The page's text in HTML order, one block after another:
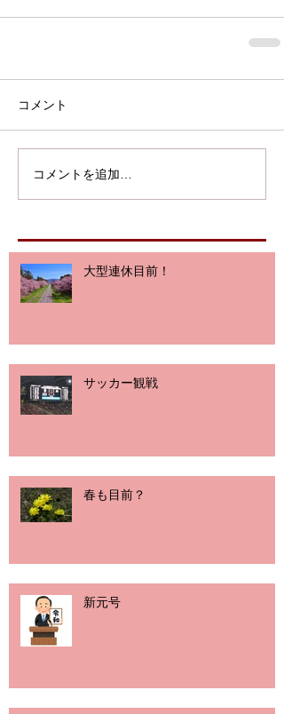
コメント
コメントを追加…
大型連休目前！
サッカー観戦
春も目前？
新元号